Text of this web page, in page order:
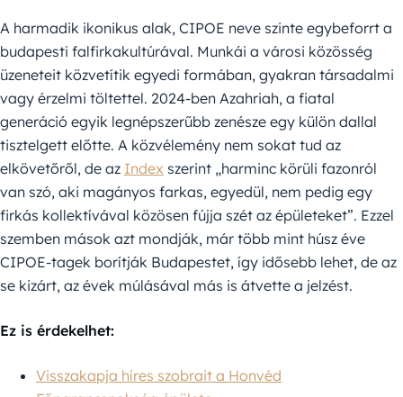
A harmadik ikonikus alak, CIPOE neve szinte egybeforrt a
budapesti falfirkakultúrával. Munkái a városi közösség
üzeneteit közvetítik egyedi formában, gyakran társadalmi
vagy érzelmi töltettel. 2024-ben Azahriah, a fiatal
generáció egyik legnépszerűbb zenésze egy külön dallal
tisztelgett előtte. A közvélemény nem sokat tud az
elkövetőről, de az Index szerint „harminc körüli fazonról
van szó, aki magányos farkas, egyedül, nem pedig egy
firkás kollektívával közösen fújja szét az épületeket”. Ezzel
szemben mások azt mondják, már több mint húsz éve
CIPOE-tagek borítják Budapestet, így idősebb lehet, de az
se kizárt, az évek múlásával más is átvette a jelzést.
Ez is érdekelhet:
Visszakapja híres szobrait a Honvéd